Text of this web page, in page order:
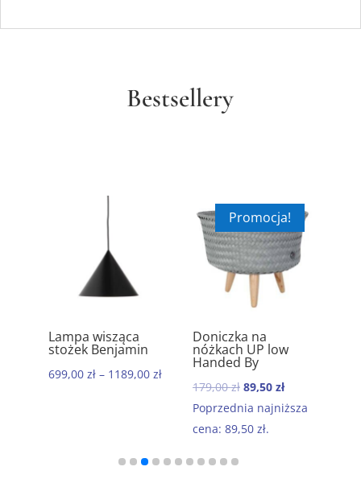
Bestsellery
5.00
Lampa wisząca
stożek Benjamin
699,00 zł– 1189,00 zł
Promocja!
5.00
Doniczka na
nóżkach UP low
Handed By
179,00zł Pierwotna
cena
wynosiła:
89,50 złAktualna
cena
Poprzednia najniższa
cena: 89,50 zł.